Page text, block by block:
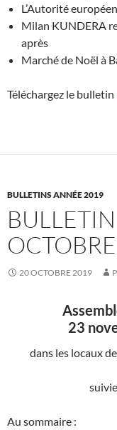
L’Autorité
Milan KUNDERA
après
Marché de Noël à
Téléchargez le bulletin
BULLETINS ANNÉE 2019
20 OCTOBRE 2019
23
dans les locaux
Au sommaire :